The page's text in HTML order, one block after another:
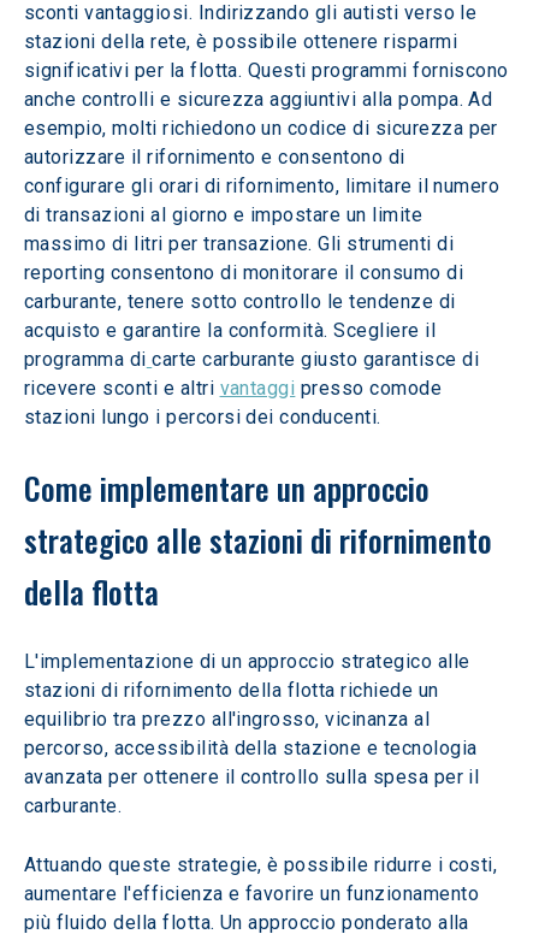
sconti vantaggiosi. Indirizzando gli autisti verso le
stazioni della rete, è possibile ottenere risparmi
significativi per la flotta. Questi programmi forniscono
anche controlli e sicurezza aggiuntivi alla pompa. Ad
esempio, molti richiedono un codice di sicurezza per
autorizzare il rifornimento e consentono di
configurare gli orari di rifornimento, limitare il numero
di transazioni al giorno e impostare un limite
massimo di litri per transazione. Gli strumenti di
reporting consentono di monitorare il consumo di
carburante, tenere sotto controllo le tendenze di
acquisto e garantire la conformità. Scegliere il
programma di carte carburante giusto garantisce di
ricevere sconti e altri vantaggi presso comode
stazioni lungo i percorsi dei conducenti.
Come implementare un approccio
strategico alle stazioni di rifornimento
della flotta
L'implementazione di un approccio strategico alle
stazioni di rifornimento della flotta richiede un
equilibrio tra prezzo all'ingrosso, vicinanza al
percorso, accessibilità della stazione e tecnologia
avanzata per ottenere il controllo sulla spesa per il
carburante.
Attuando queste strategie, è possibile ridurre i costi,
aumentare l'efficienza e favorire un funzionamento
più fluido della flotta. Un approccio ponderato alla